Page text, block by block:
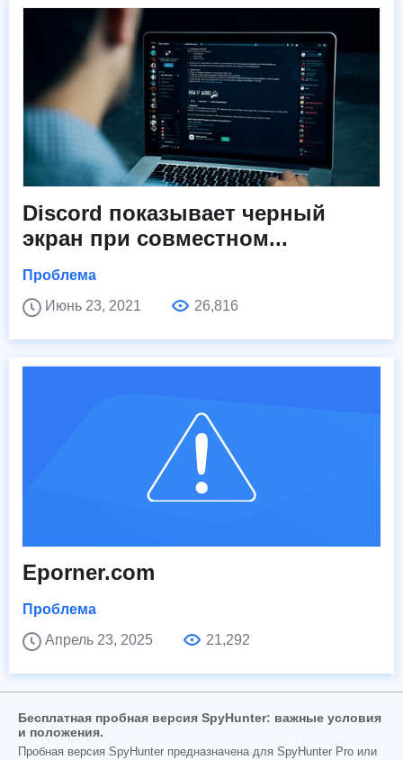
Discord показывает черный
экран при совместном...
Проблема
Июнь 23, 2021
26,816
Eporner.com
Проблема
Апрель 23, 2025
21,292
Бесплатная пробная версия SpyHunter: важные условия
и положения.
Пробная версия SpyHunter предназначена для SpyHunter Pro или